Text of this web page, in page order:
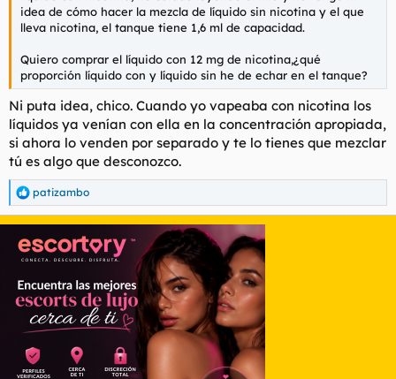
idea de cómo hacer la mezcla de líquido sin nicotina y el que
lleva nicotina, el tanque tiene 1,6 ml de capacidad.
Quiero comprar el líquido con 12 mg de nicotina,¿qué
proporción líquido con y líquido sin he de echar en el tanque?
Ni puta idea, chico. Cuando yo vapeaba con nicotina los
líquidos ya venían con ella en la concentración apropiada,
si ahora lo venden por separado y te lo tienes que mezclar
tú es algo que desconozco.
R
e
a
c
c
o
n
e
patizambo